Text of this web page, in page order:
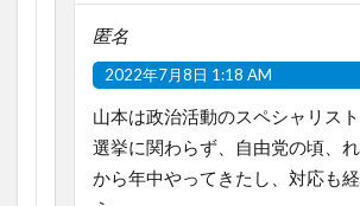
匿名
2022年7月8日 1:18 AM
山本は政治活動のスペシャリスト
選挙に関わらず、自由党の頃、
から年中やってきたし、対応も